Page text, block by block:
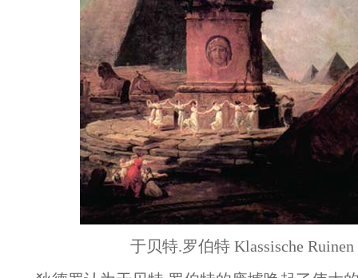
于贝特.罗伯特 Klassische Ruinen